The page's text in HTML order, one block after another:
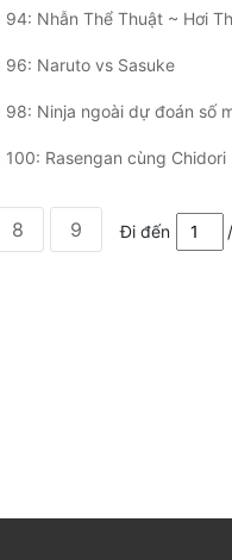
94: Nhẫn Thể Thuật ~ Hơi
96: Naruto vs Sasuke
98: Ninja ngoài dự đoán số
100: Rasengan cùng Chidori
8 9 Đi đến